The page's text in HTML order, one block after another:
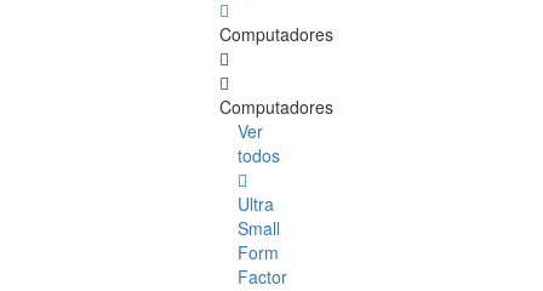
Computadores
Computadores
Ver
todos
Ultra
Small
Form
Factor